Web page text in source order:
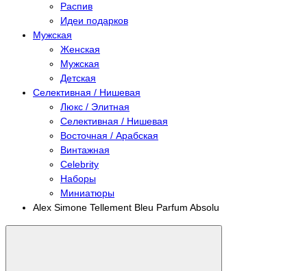
Распив
Идеи подарков
Мужская
Женская
Мужская
Детская
Селективная / Нишевая
Люкс / Элитная
Селективная / Нишевая
Восточная / Арабская
Винтажная
Celebrity
Наборы
Миниатюры
Alex Simone Tellement Bleu Parfum Absolu